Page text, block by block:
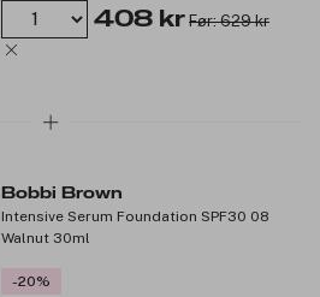
408 kr Før: 629 kr
Bobbi Brown
Intensive Serum Foundation SPF30 08
Walnut 30ml
-20%